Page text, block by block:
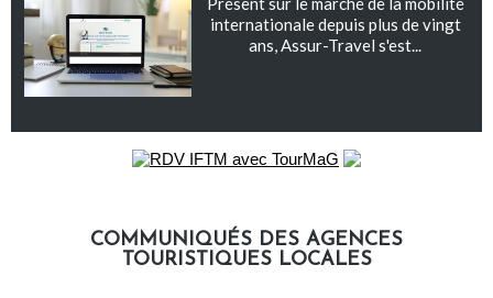
internationale depuis plus de vingt
ans, Assur-Travel s'est...
COMMUNIQUÉS DES AGENCES
TOURISTIQUES LOCALES